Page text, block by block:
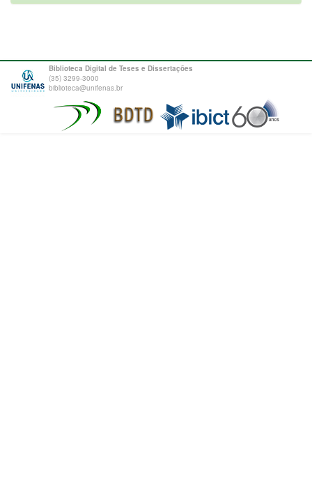
Biblioteca Digital de Teses e Dissertações
(35) 3299-3000
biblioteca@unifenas.br